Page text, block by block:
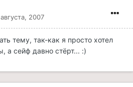
2007
тему, так-как я просто хотел
а сейф давно стёрт... :)